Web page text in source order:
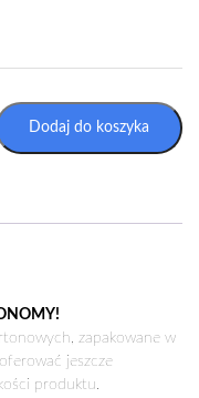
Dodaj do koszyka
zapakowane w
jeszcze
produktu.